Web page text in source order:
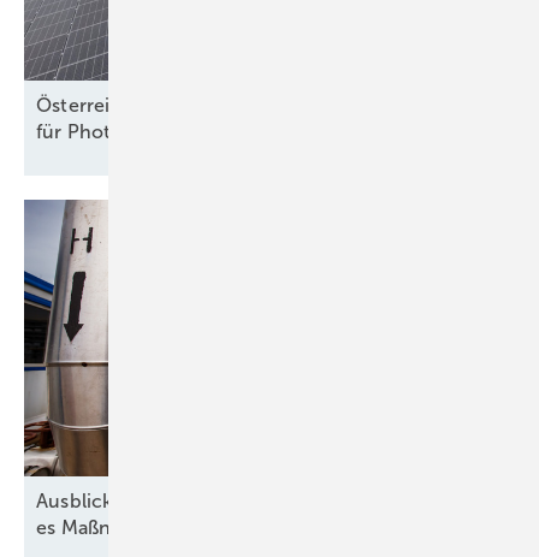
Österreich: ElWG legt neue Rechte und Pflichten
für Photovoltaik und Speicher
Ausblick der Wasserstoff-Branche: 2026 braucht
es Maßnahmen gegen die